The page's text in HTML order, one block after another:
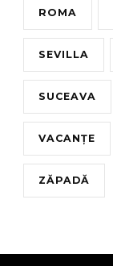
ROMA
SEVILLA
SUCEAVA
VACANȚE
ZĂPADĂ